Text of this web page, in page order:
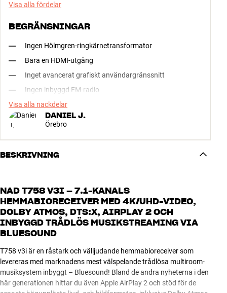
Visa alla fördelar
BEGRÄNSNINGAR
Ingen Hölmgren-ringkärnetransformator
Bara en HDMI-utgång
Inget avancerat grafiskt användargränssnitt
Ingen inbyggd FM-radio
Visa alla nackdelar
DANIEL J.
Örebro
BESKRIVNING
NAD T758 V3I – 7.1-KANALS
HEMMABIORECEIVER MED 4K/UHD-VIDEO,
DOLBY ATMOS, DTS:X, AIRPLAY 2 OCH
INBYGGD TRÅDLÖS MUSIKSTREAMING VIA
BLUESOUND
T758 v3i är en råstark och välljudande hemmabioreceiver som
levereras med marknadens mest välspelande trådlösa multiroom-
musiksystem inbyggt – Bluesound! Bland de andra nyheterna i den
här generationen hittar du även Apple AirPlay 2 och stöd för de